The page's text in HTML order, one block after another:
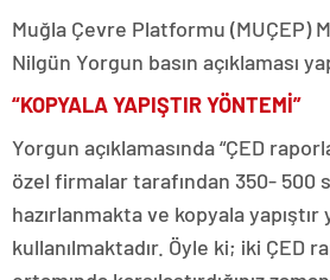
Muğla Çevre Platformu (MUÇEP)
Nilgün Yorgun basın açıklaması
“KOPYALA YAPIŞTIR YÖNTEMİ”
Yorgun açıklamasında “ÇED
özel firmalar tarafından 350- 500
hazırlanmakta ve kopyala
kullanılmaktadır. Öyle ki; iki ÇED